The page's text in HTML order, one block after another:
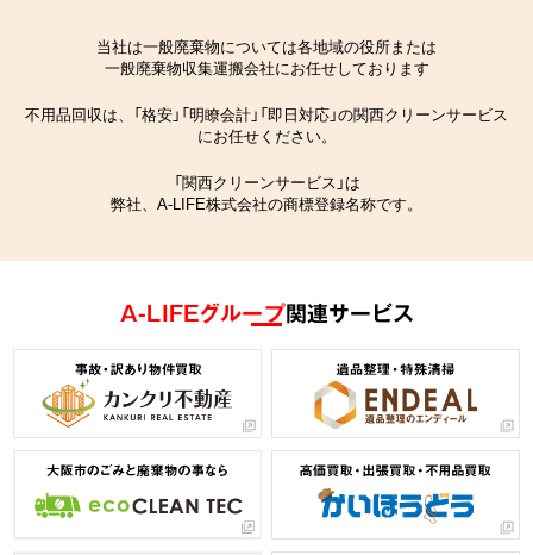
当社は一般廃棄物については各地域の役所または
一般廃棄物収集運搬会社にお任せしております
不用品回収は、「格安」「明瞭会計」「即日対応」の関西クリーンサービス
にお任せください。
「関西クリーンサービス」は
弊社、A-LIFE株式会社の商標登録名称です。
A-LIFEグループ関連サービス